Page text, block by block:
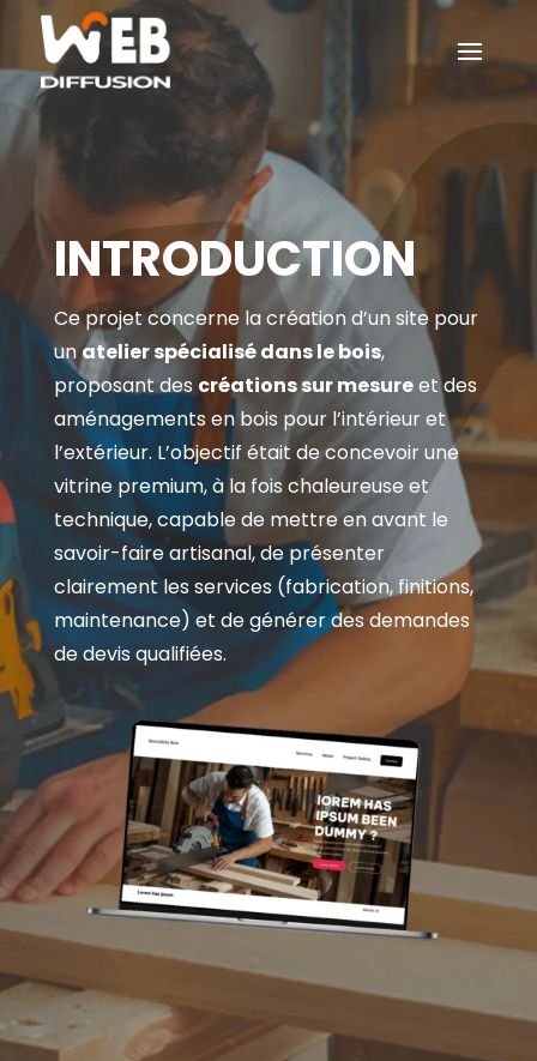
INTRODUCTION
Ce projet concerne la création d’un site pour
unatelier spécialisé dans le bois,
proposant des créations sur mesureet des
aménagements en bois pour l’intérieur et
l’extérieur. L’objectif était de concevoir une
vitrine premium, à la fois chaleureuse et
technique, capable de mettre en avant le
savoir-faire artisanal, de présenter
clairement les services (fabrication, finitions,
maintenance) et de générer des demandes
de devis qualifiées.